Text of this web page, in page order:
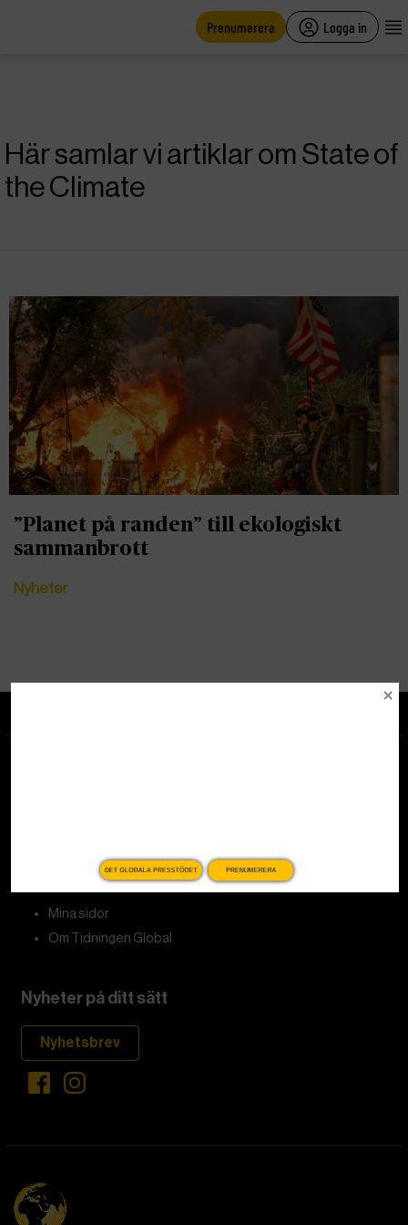
Prenumerera Logga in
Här samlar vi artiklar om State of
the Climate
”Planet på randen” till ekologiskt
sammanbrott
Nyheter
Kundservice och support
Mina sidor
Om Tidningen Global
Nyheter på ditt sätt
Nyhetsbrev
DET GLOBALA PRESSTÖDET PRENUMERERA